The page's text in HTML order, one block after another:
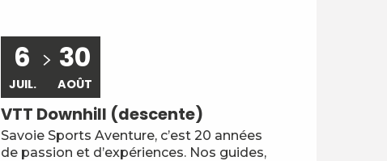
6
JUIL.
30
AOÛT
VTT Downhill (descente)
Savoie Sports Aventure, c’est 20 années
de passion et d’expériences. Nos guides,